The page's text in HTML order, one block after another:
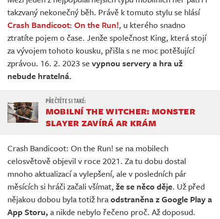
Živě
takzvaný nekonečný běh. Právě k tomuto stylu se hlásí
Crash Bandicoot: On the Run!, u kterého snadno
ztratíte pojem o čase. Jenže společnost King, která stojí
za vývojem tohoto kousku, přišla s ne moc potěšující
zprávou. 16. 2. 2023 se vypnou servery a hra už
nebude hratelná.
MOBILNÍ THE WITCHER: MONSTER
SLAYER ZAVÍRÁ AR KRÁM
Crash Bandicoot: On the Run! se na mobilech
celosvětově objevil v roce 2021. Za tu dobu dostal
mnoho aktualizací a vylepšení, ale v posledních pár
měsících si hráči začali všímat, že se něco děje. Už před
nějakou dobou byla totiž hraodstraněna z Google Play a
App Storu, a nikde nebylo řečeno proč. Až doposud.